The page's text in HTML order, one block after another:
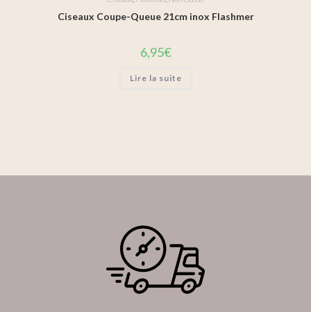
Ciseaux Coupe-Queue 21cm inox Flashmer
6,95€
Lire la suite